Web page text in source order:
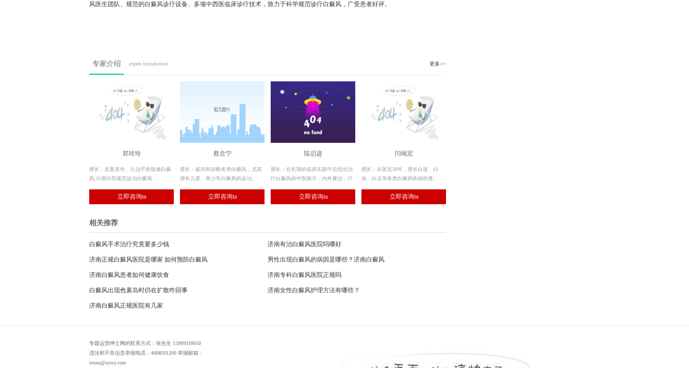
风医生团队、规范的白癜风诊疗设备、多项中西医临床诊疗技术，致力于科学规范诊疗白癜风，广受患者好评。
专家介绍 expert introduction 更多>>
郑玲玲
擅长：反复发作、久治不愈疑难白癜
风,分期分型规范诊治白癜风
立即咨询ta
蔡念宁
擅长：鉴别和诊断各类白癜风，尤其
擅长儿童、青少年白癜风的诊治。
立即咨询ta
陆启迹
擅长：在长期的临床实践中总结出治
疗白癜风的中医验方，内外兼治，疗
立即咨询ta
闫绳宏
擅长：从医近30年，擅长白斑、白
块、白点等各类白癜风疾病的查、
的治疗了解的。立即咨询ta
相关推荐
白癜风手术治疗究竟要多少钱 济南有治白癜风医院吗哪好
济南正规白癜风医院是哪家 如何预防白癜风 男性出现白癜风的病因是哪些？济南白癜风
济南白癜风患者如何健康饮食 济南专科白癜风医院正规吗
白癜风出现色素岛时仍在扩散咋回事 济南女性白癜风护理方法有哪些？
济南白癜风正规医院有几家
专题运营绅士网的联系方式：张先生 15909318050
违法和不良信息举报电话：4008591200 举报邮箱：
tousu@xywy.com